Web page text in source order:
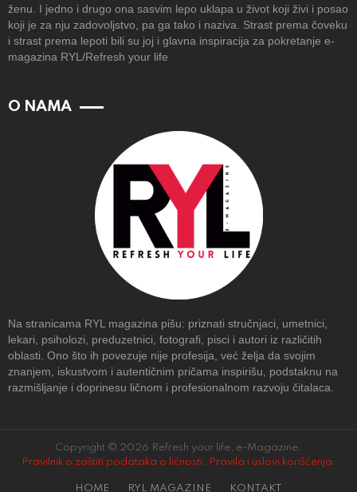
ženu. I jedno i drugo ona sasvim lepo uklapa u život koji živi i posao
koji je za nju zadovoljstvo, pa ga tako i naziva. Strast prema čoveku
i strast prema lepoti bili su joj i glavna inspiracija za pokretanje e-
magazina RYL/Refresh your life
O NAMA
Na stranicama RYL magazina pišu: priznati stručnjaci, umetnici,
lekari, psiholozi, preduzetnici, fotografi, pisci i autori iz različitih
oblasti. Ono što ih povezuje nije profesija, već želja da svojim
znanjem, iskustvom i autentičnim pričama inspirišu, podstaknu na
razmišljanje i doprinesu ličnom i profesionalnom razvoju čitalaca.
Copyright © 2026 Refresh your life, e-Magazine.
Pravilnik o zaštiti podataka o ličnosti
Pravila i uslovi korišćenja
HOME RYL MAGAZINE KONTAKT